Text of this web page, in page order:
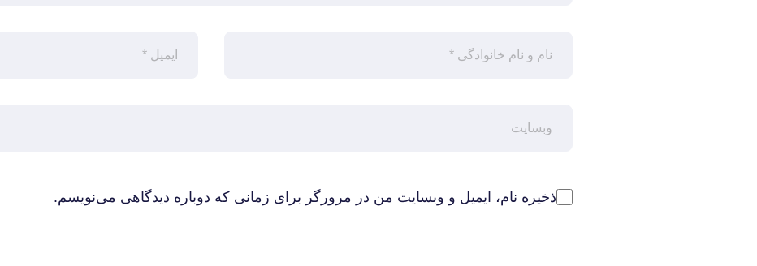
ذخیره نام، ایمیل و وبسایت من در مرورگر برای زمانی که دوباره دیدگاهی می‌نویسم.